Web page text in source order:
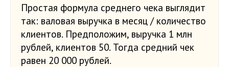
Простая формула среднего чека выглядит
так: валовая выручка в месяц / количество
клиентов. Предположим, выручка 1 млн
рублей, клиентов 50. Тогда средний чек
равен 20 000 рублей.